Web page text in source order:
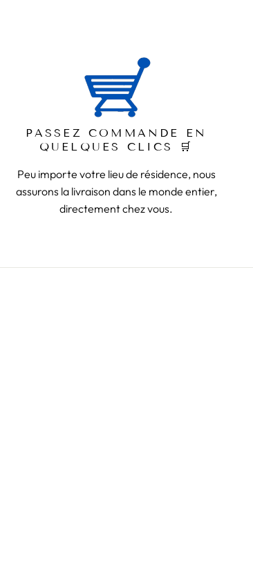
PASSEZ COMMANDE EN
QUELQUES CLICS 🛒
Peu importe votre lieu de résidence, nous
assurons la livraison dans le monde entier,
directement chez vous.